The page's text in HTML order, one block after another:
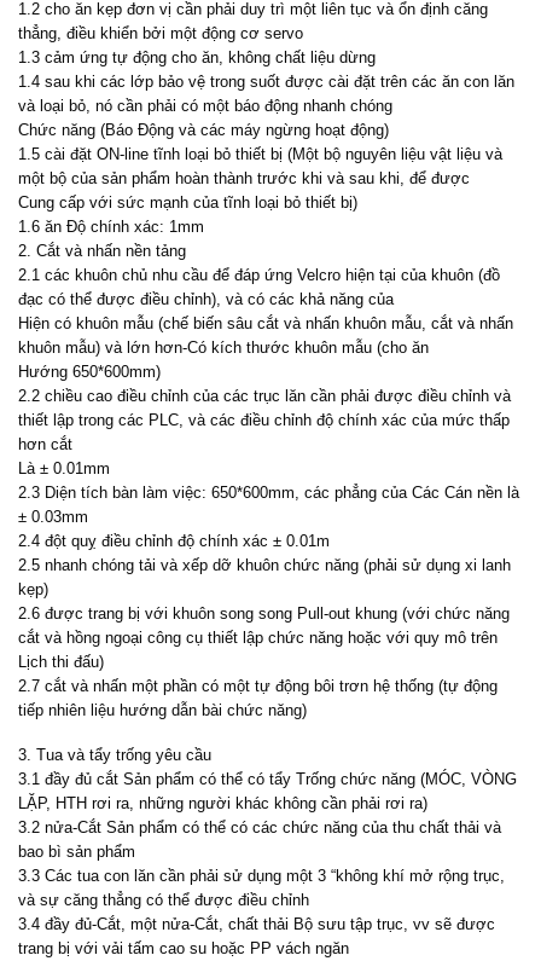
1.2 cho ăn kẹp đơn vị cần phải duy trì một liên tục và ổn định căng
thẳng, điều khiển bởi một động cơ servo
1.3 cảm ứng tự động cho ăn, không chất liệu dừng
1.4 sau khi các lớp bảo vệ trong suốt được cài đặt trên các ăn con lăn
và loại bỏ, nó cần phải có một báo động nhanh chóng
Chức năng (Báo Động và các máy ngừng hoạt động)
1.5 cài đặt ON-line tĩnh loại bỏ thiết bị (Một bộ nguyên liệu vật liệu và
một bộ của sản phẩm hoàn thành trước khi và sau khi, để được
Cung cấp với sức mạnh của tĩnh loại bỏ thiết bị)
1.6 ăn Độ chính xác: 1mm
2. Cắt và nhấn nền tảng
2.1 các khuôn chủ nhu cầu để đáp ứng Velcro hiện tại của khuôn (đồ
đạc có thể được điều chỉnh), và có các khả năng của
Hiện có khuôn mẫu (chế biến sâu cắt và nhấn khuôn mẫu, cắt và nhấn
khuôn mẫu) và lớn hơn-Có kích thước khuôn mẫu (cho ăn
Hướng 650*600mm)
2.2 chiều cao điều chỉnh của các trục lăn cần phải được điều chỉnh và
thiết lập trong các PLC, và các điều chỉnh độ chính xác của mức thấp
hơn cắt
Là ± 0.01mm
2.3 Diện tích bàn làm việc: 650*600mm, các phẳng của Các Cán nền là
± 0.03mm
2.4 đột quỵ điều chỉnh độ chính xác ± 0.01m
2.5 nhanh chóng tải và xếp dỡ khuôn chức năng (phải sử dụng xi lanh
kẹp)
2.6 được trang bị với khuôn song song Pull-out khung (với chức năng
cắt và hồng ngoại công cụ thiết lập chức năng hoặc với quy mô trên
Lịch thi đấu)
2.7 cắt và nhấn một phần có một tự động bôi trơn hệ thống (tự động
tiếp nhiên liệu hướng dẫn bài chức năng)
3. Tua và tẩy trống yêu cầu
3.1 đầy đủ cắt Sản phẩm có thể có tẩy Trống chức năng (MÓC, VÒNG
LẶP, HTH rơi ra, những người khác không cần phải rơi ra)
3.2 nửa-Cắt Sản phẩm có thể có các chức năng của thu chất thải và
bao bì sản phẩm
3.3 Các tua con lăn cần phải sử dụng một 3 “không khí mở rộng trục,
và sự căng thẳng có thể được điều chỉnh
3.4 đầy đủ-Cắt, một nửa-Cắt, chất thải Bộ sưu tập trục, vv sẽ được
trang bị với vải tấm cao su hoặc PP vách ngăn